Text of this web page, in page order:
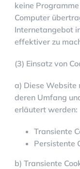
keine
Computer
Internetangebot
effektiver zu
(3) Einsatz von
a) Diese Website
deren Umfang
erläutert werden:
Transiente
Persistente
b) Transiente